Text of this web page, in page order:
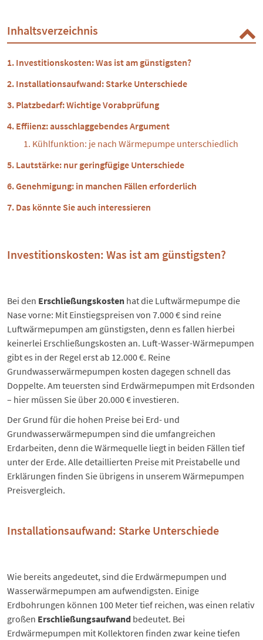
Inhaltsverzeichnis
Investitionskosten: Was ist am günstigsten?
Installationsaufwand: Starke Unterschiede
Platzbedarf: Wichtige Vorabprüfung
Effiienz: ausschlaggebendes Argument
Kühlfunktion: je nach Wärmepumpe unterschiedlich
Lautstärke: nur geringfügige Unterschiede
Genehmigung: in manchen Fällen erforderlich
Das könnte Sie auch interessieren
Investitionskosten: Was ist am günstigsten?
Bei den Erschließungskosten hat die Luftwärmepumpedie
Nase vorne: Mit Einstiegspreisen von 7.000 € sind reine
Luftwärmepumpen am günstigsten, denn es fallen hierbei
keinerlei Erschließungskosten an. Luft-Wasser-Wärmepumpen
gibt es in der Regel erst ab 12.000 €. Reine
Grundwasserwärmepumpen kosten dagegen schnell das
Doppelte. Am teuersten sind Erdwärmepumpen mit Erdsonden
– hier müssen Sie über 20.000 € investieren.
Der Grund für die hohen Preise bei Erd- und
Grundwasserwärmepumpen sind die umfangreichen
Erdarbeiten, denn die Wärmequelle liegt in beiden Fällen tief
unter der Erde. Alle detaillierten Preise mit Preistabelle und
Erklärungen finden Sie übrigens in unserem Wärmepumpen
Preisvergleich.
Installationsaufwand: Starke Unterschiede
Wie bereits angedeutet, sind die Erdwärmepumpen und
Wasserwärmepumpen am aufwendigsten. Einige
Erdbohrungen können 100 Meter tief reichen, was einen relativ
großen Erschließungsaufwand bedeutet. Bei
Erdwärmepumpen mit Kollektoren finden zwar keine tiefen